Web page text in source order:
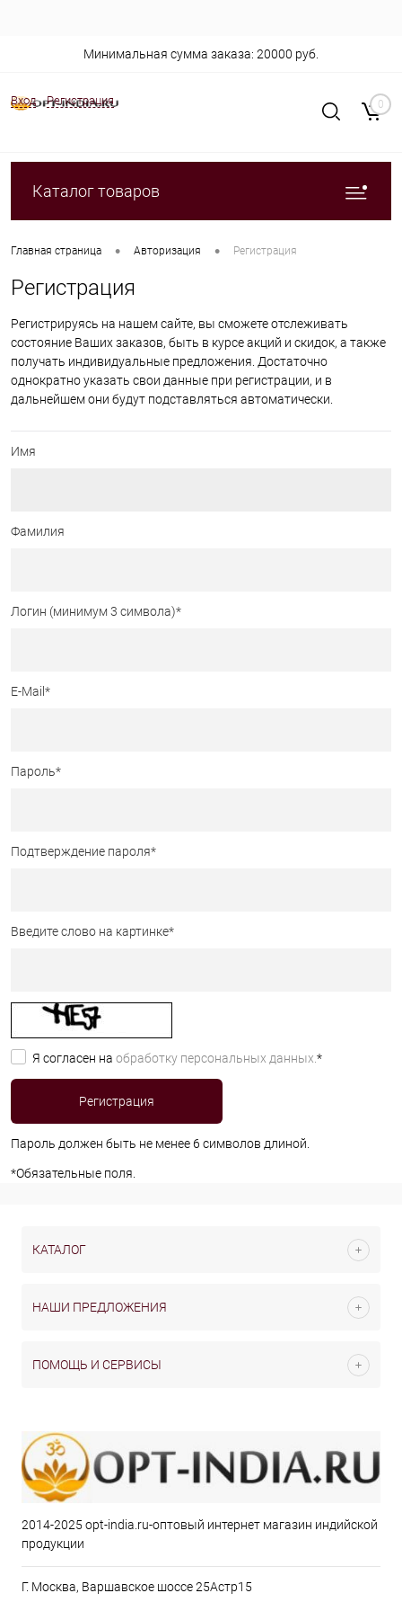
Вход Регистрация
Минимальная сумма заказа: 20000 руб.
0
Каталог товаров
Главная страница • Авторизация • Регистрация
Регистрация
Регистрируясь на нашем сайте, вы сможете отслеживать
состояние Ваших заказов, быть в курсе акций и скидок, а также
получать индивидуальные предложения. Достаточно
однократно указать свои данные при регистрации, и в
дальнейшем они будут подставляться автоматически.
Имя
Фамилия
Логин (минимум 3 символа)*
E-Mail *
Пароль*
Подтверждение пароля*
Введите слово на картинке*
Я согласен на обработку персональных данных. *
Пароль должен быть не менее 6 символов длиной.
*Обязательные поля.
КАТАЛОГ
НАШИ ПРЕДЛОЖЕНИЯ
ПОМОЩЬ И СЕРВИСЫ
2014-2025 opt-india.ru-оптовый интернет магазин индийской
продукции
Г. Москва, Варшавское шоссе 25Астр15